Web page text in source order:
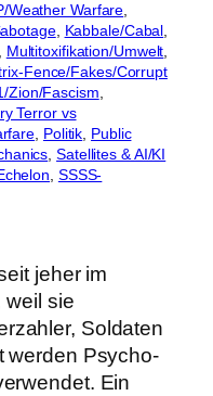
Weather Warfare
, Kabbale/Cabal
Multitoxifikation/Umwelt
Fence/Fakes/Corrupt
Zion/Fascism
Terror vs
Politik Public
, Satellites & AI/KI
SSSS-
jeher im
weil sie
Soldaten
werden Psycho-
Ein